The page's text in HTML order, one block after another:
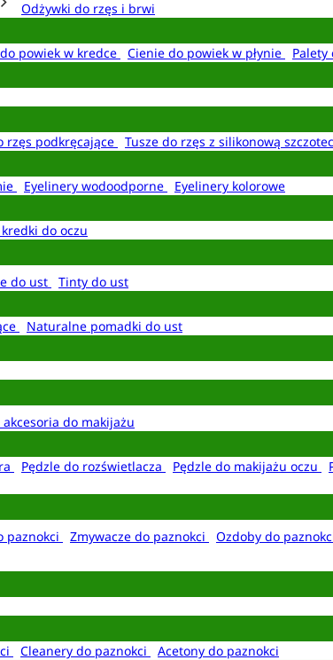
Odżywki do rzęs i brwi
powiek w kredce Cienie do powiek w płynie
rzęs podkręcające Tusze do rzęs z silikonową
Eyelinery wodoodporne
Eyelinery kolorowe
do oczu
do ust
Tinty do ust
Naturalne pomadki do ust
akcesoria do makijażu
Pędzle do rozświetlacza Pędzle do makijażu oczu
paznokci Zmywacze do paznokci Ozdoby do
Cleanery do paznokci
Acetony do paznokci